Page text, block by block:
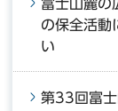
富士山麓の
の保全活動
い
第33回富士